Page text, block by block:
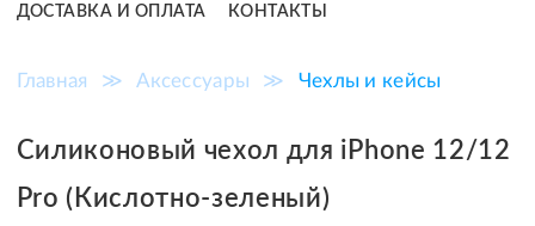
ДОСТАВКА И ОПЛАТА КОНТАКТЫ
Главная ≫ Аксессуары ≫ Чехлы и кейсы
Силиконовый чехол для iPhone 12/12
Pro (Кислотно-зеленый)